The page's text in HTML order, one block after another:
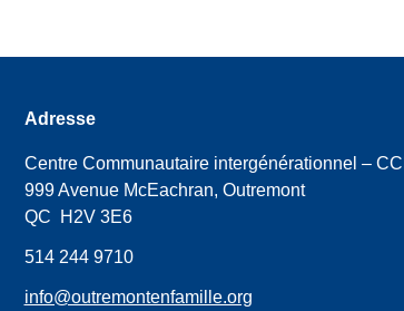
Adresse
Centre Communautaire intergénérationnel – CCI
999 Avenue McEachran, Outremont
QC H2V 3E6
514 244 9710
info@outremontenfamille.org